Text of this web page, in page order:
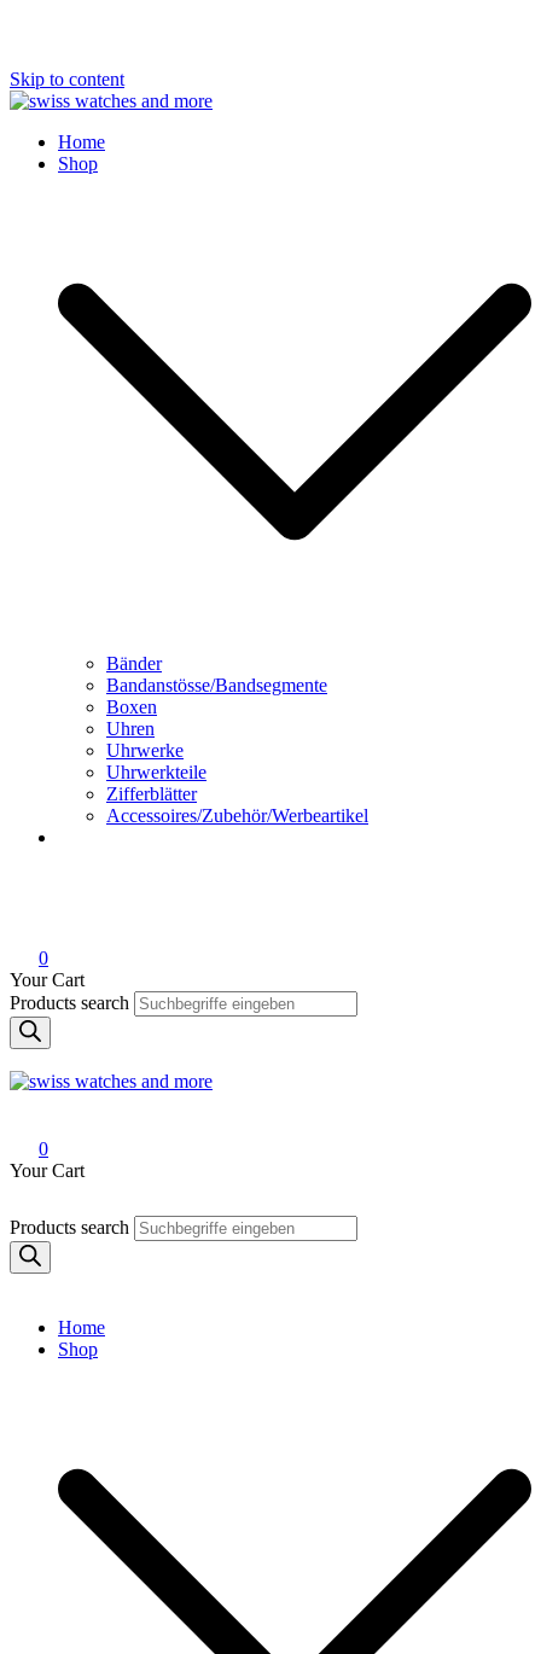
Skip to content
Swiss Watches and More
Home
Shop
Bänder
Bandanstösse/Bandsegmente
Boxen
Uhren
Uhrwerke
Uhrwerkteile
Zifferblätter
Accessoires/Zubehör/Werbeartikel
0
Your Cart
Products search
0
Your Cart
Products search
Home
Shop